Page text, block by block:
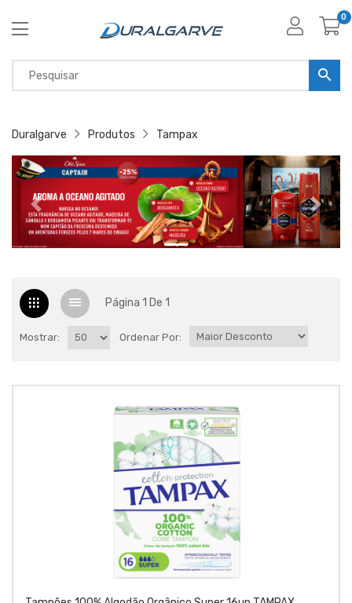
0
Duralgarve Produtos Tampax
Página 1 De 1
Mostrar: Ordenar Por: